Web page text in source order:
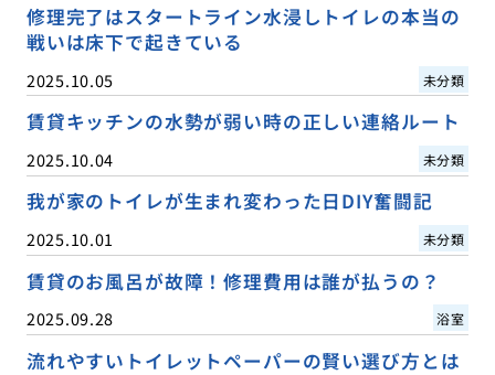
修理完了はスタートライン水浸しトイレの本当の
戦いは床下で起きている
2025.10.05 未分類
賃貸キッチンの水勢が弱い時の正しい連絡ルート
2025.10.04 未分類
我が家のトイレが生まれ変わった日DIY奮闘記
2025.10.01 未分類
賃貸のお風呂が故障！修理費用は誰が払うの？
2025.09.28 浴室
流れやすいトイレットペーパーの賢い選び方とは